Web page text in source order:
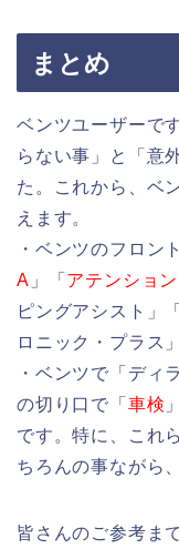
まとめ
ベンツユーザーで
らない事」と「意
た。これから、ベ
えます。
・ベンツのフロン
A 」「 アテンショ
ピングアシスト」
ロニック・プラス
・ベンツで「ディ
の切り口で「 車検
です。特に、これ
ちろんの事ながら
皆さんのご参考ま